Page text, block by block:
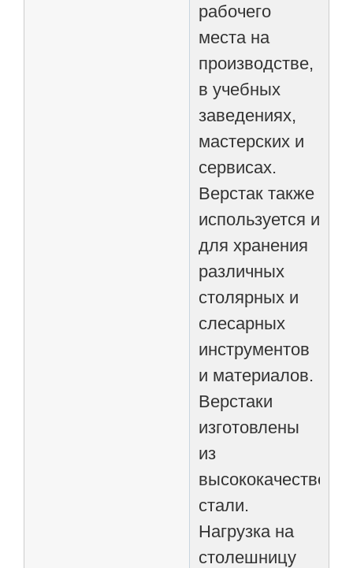
рабочего
места на
производстве,
в учебных
заведениях,
мастерских и
сервисах.
Верстак также
используется и
для хранения
различных
столярных и
слесарных
инструментов
и материалов.
Верстаки
изготовлены
из
стали.
Нагрузка на
столешницу